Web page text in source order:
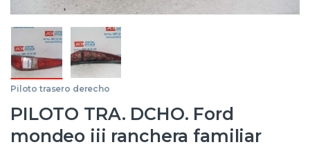
Piloto trasero derecho
PILOTO TRA. DCHO. Ford
mondeo iii ranchera familiar